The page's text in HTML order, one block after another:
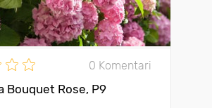
0 Komentari
Bouquet Rose, P9